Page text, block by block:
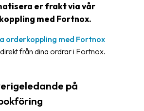
er frakt via vår
med Fortnox.
orderkoppling med Fortnox
från dina ordrar i Fortnox.
på